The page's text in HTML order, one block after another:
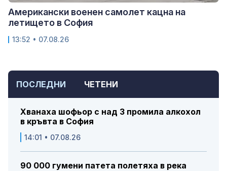
ПОСЛЕДНИ ЧЕТЕНИ
Хванаха шофьор с над 3 промила алкохол
в кръвта в София
14:01 • 07.08.26
90 000 гумени патета полетяха в река
Американски военен самолет кацна на
летището в София
13:52 • 07.08.26